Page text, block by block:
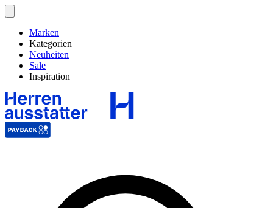
Marken
Kategorien
Neuheiten
Sale
Inspiration